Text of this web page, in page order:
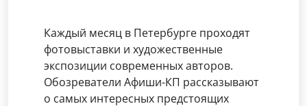
Каждый месяц в Петербурге проходят
фотовыставки и художественные
экспозиции современных авторов.
Обозреватели Афиши-КП рассказывают
о самых интересных предстоящих